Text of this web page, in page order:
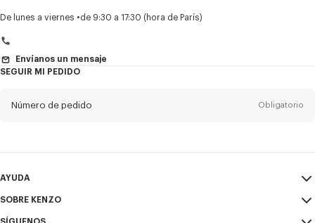
TítuloObligatorio
De lunes a viernes de 9:30 a 17:30 (hora de París)
Envíanos un mensaje
SEGUIR MI PEDIDO
Número de pedido Obligatorio
AYUDA
Mi Cuenta
SOBRE KENZO